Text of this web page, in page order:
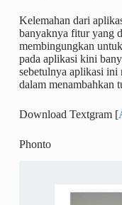
Kelemahan dari
banyaknya fitur yang
membingungkan
pada aplikasi kini
sebetulnya aplikasi ini
dalam menambahkan
Download Textgram [
Phonto